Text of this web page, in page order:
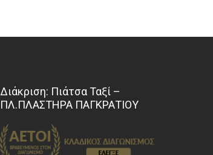
Διάκριση: Πιάτσα Ταξί –
ΠΛ.ΠΛΑΣΤΗΡΑ ΠΑΓΚΡΑΤΙΟΥ